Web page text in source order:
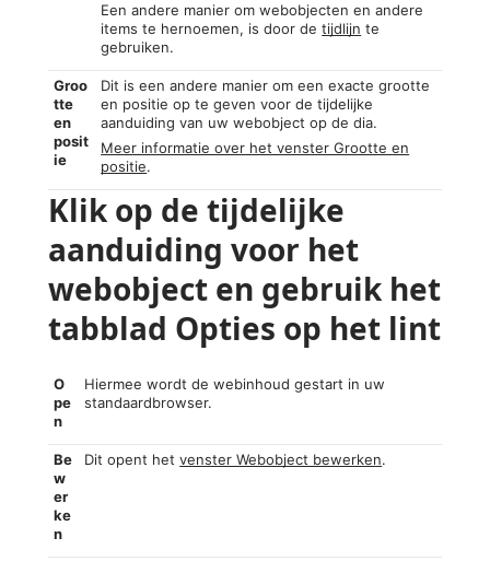
Een andere manier om webobjecten en andere
items te hernoemen, is door detijdlijn te
gebruiken.
Groo
tte
en
posit
ie
Dit is een andere manier om een exacte grootte
en positie op te geven voor de tijdelijke
aanduiding van uw webobject op de dia.
Meer informatie over het venster Grootte en
positie.
Klik op de tijdelijke
aanduiding voor het
webobject en gebruik het
tabblad Opties op het lint
O
pe
n
Hiermee wordt de webinhoud gestart in uw
standaardbrowser.
Be
w
er
ke
n
Dit opent hetvenster Webobject bewerken.